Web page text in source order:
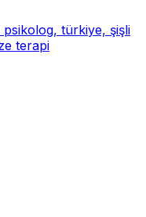
türkiye, şişli
terapi